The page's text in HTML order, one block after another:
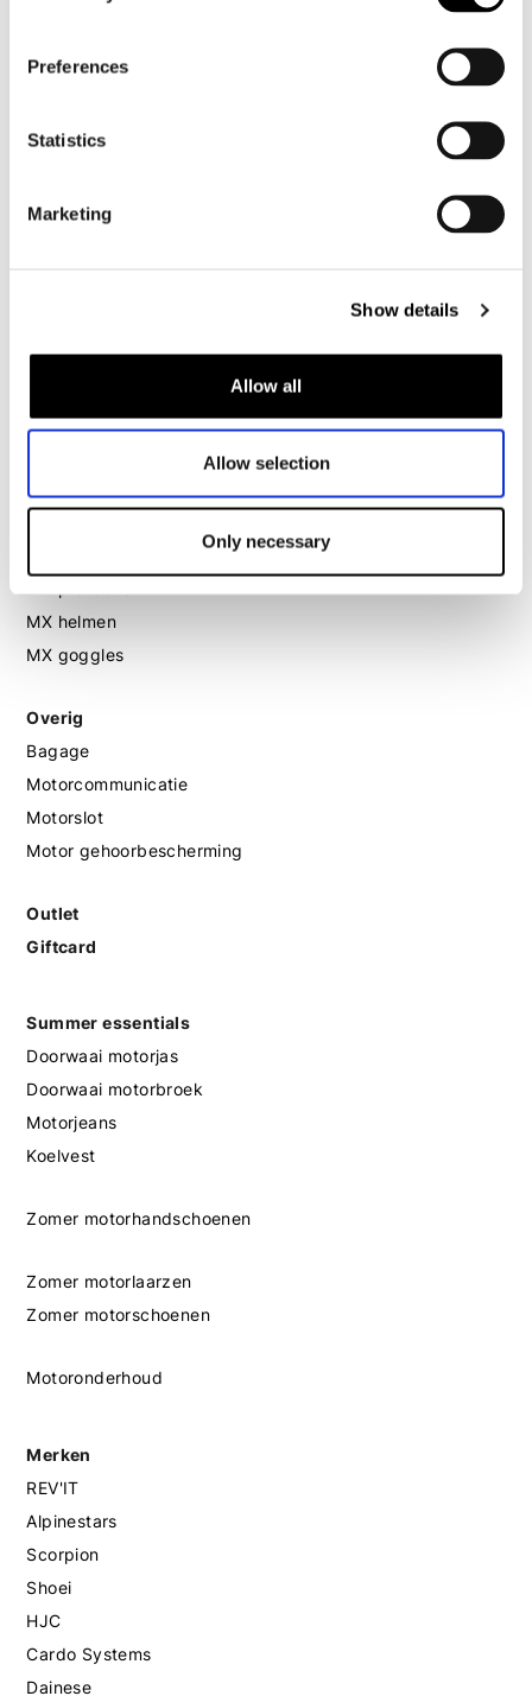
Preferences
Statistics
Marketing
Show details
Allow all
Allow selection
Only necessary
Motorkleding dames
Motor leggings dames
Motorhandschoenen dames
Motorlaarzen dames
MX helmen
MX goggles
Overig
Bagage
Motorcommunicatie
Motorslot
Motor gehoorbescherming
Outlet
Giftcard
Summer essentials
Doorwaai motorjas
Doorwaai motorbroek
Motorjeans
Koelvest
Zomer motorhandschoenen
Zomer motorlaarzen
Zomer motorschoenen
Motoronderhoud
Merken
REV'IT
Alpinestars
Scorpion
Shoei
HJC
Cardo Systems
Dainese